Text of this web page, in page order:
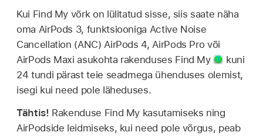
Kui Find My võrk on lülitatud sisse, siis saate näha
oma AirPods 3, funktsiooniga Active Noise
Cancellation (ANC) AirPods 4, AirPods Pro või
AirPods Maxi asukohta rakenduses Find My
kuni
24 tundi pärast teie seadmega ühenduses olemist,
isegi kui need pole läheduses.
Tähtis! Rakenduse Find My kasutamiseks ning
AirPodside leidmiseks, kui need pole võrgus, peab